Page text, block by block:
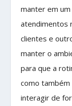
manter em
atendimentos
clientes e
manter o
para que a
como também
interagir de